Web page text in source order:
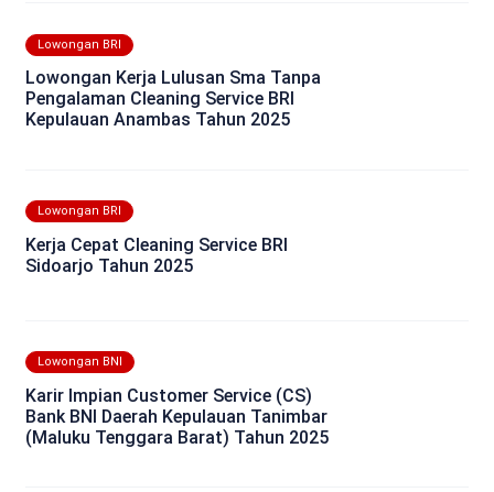
Lowongan BRI
Lowongan Kerja Lulusan Sma Tanpa
Pengalaman Cleaning Service BRI
Kepulauan Anambas Tahun 2025
Lowongan BRI
Kerja Cepat Cleaning Service BRI
Sidoarjo Tahun 2025
Lowongan BNI
Karir Impian Customer Service (CS)
Bank BNI Daerah Kepulauan Tanimbar
(Maluku Tenggara Barat) Tahun 2025